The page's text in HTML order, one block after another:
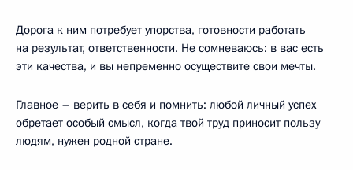
Дорога к ним потребует упорства, готовности работать
на результат, ответственности. Не сомневаюсь: в вас есть
эти качества, и вы непременно осуществите свои мечты.
Главное – верить в себя и помнить: любой личный успех
обретает особый смысл, когда твой труд приносит пользу
людям, нужен родной стране.